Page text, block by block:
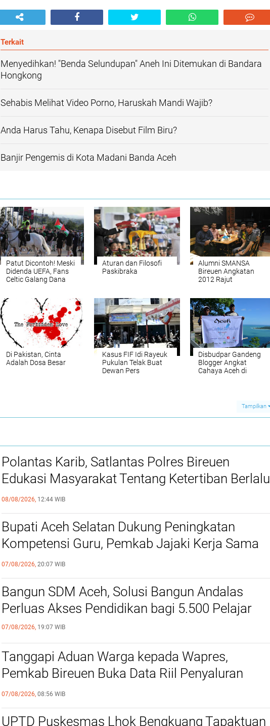
Terkait
Menyedihkan! "Benda Selundupan" Aneh Ini Ditemukan di Bandara
Hongkong
Sehabis Melihat Video Porno, Haruskah Mandi Wajib?
Anda Harus Tahu, Kenapa Disebut Film Biru?
Banjir Pengemis di Kota Madani Banda Aceh
Patut Dicontoh! Meski
Didenda UEFA, Fans
Celtic Galang Dana
Aturan dan Filosofi
Paskibraka
Alumni SMANSA
Bireuen Angkatan
2012 Rajut
Di Pakistan, Cinta
Adalah Dosa Besar
Kasus FIF Idi Rayeuk
Pukulan Telak Buat
Dewan Pers
Disbudpar Gandeng
Blogger Angkat
Cahaya Aceh di
Tampilkan
Polantas Karib, Satlantas Polres Bireuen
Edukasi Masyarakat Tentang Ketertiban Berlalu
Lintas
08/08/2026, 12:44 WIB
Bupati Aceh Selatan Dukung Peningkatan
Kompetensi Guru, Pemkab Jajaki Kerja Sama
dengan Pascasarjana USK
07/08/2026, 20:07 WIB
‎Bangun SDM Aceh, Solusi Bangun Andalas
Perluas Akses Pendidikan bagi 5.500 Pelajar ‎
07/08/2026, 19:07 WIB
Tanggapi Aduan Warga kepada Wapres,
Pemkab Bireuen Buka Data Riil Penyaluran
Bantuan Banjir
07/08/2026, 08:56 WIB
UPTD Puskesmas Lhok Bengkuang Tapaktuan